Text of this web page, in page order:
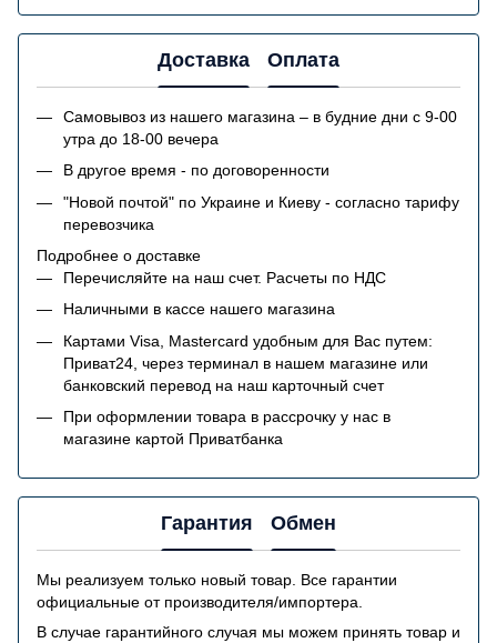
Доставка Оплата
Самовывоз из нашего магазина – в будние дни с 9-00
утра до 18-00 вечера
В другое время - по договоренности
"Новой почтой" по Украине и Киеву - согласно тарифу
перевозчика
Подробнее о доставке
Перечисляйте на наш счет. Расчеты по НДС
Наличными в кассе нашего магазина
Картами Visa, Mastercard удобным для Вас путем:
Приват24, через терминал в нашем магазине или
банковский перевод на наш карточный счет
При оформлении товара в рассрочку у нас в
магазине картой Приватбанка
Гарантия Обмен
Мы реализуем только новый товар. Все гарантии
официальные от производителя/импортера.
В случае гарантийного случая мы можем принять товар и